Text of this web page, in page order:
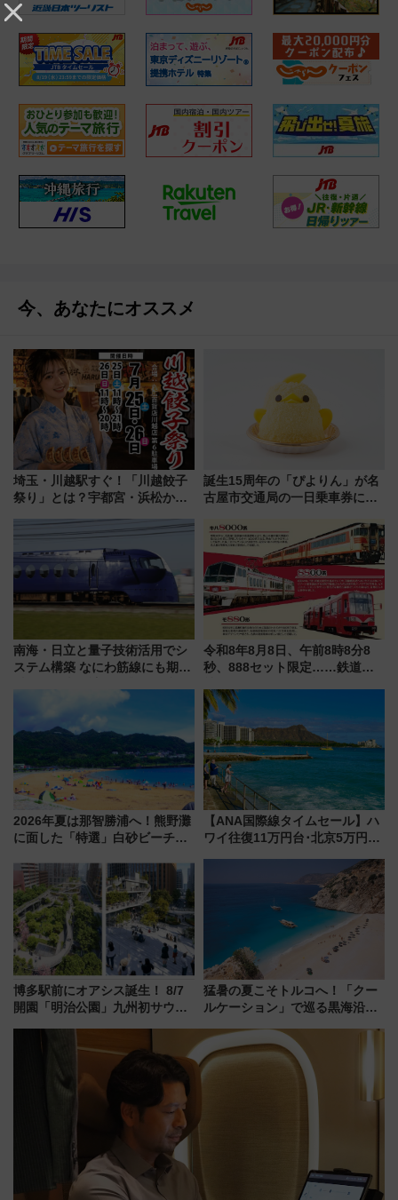
今、あなたにオススメ
埼玉・川越駅すぐ！「川越餃子
祭り」とは？宇都宮・浜松から
を食べ比べ【7月25日・26日開
誕生15周年の「ぴよりん」が名
古屋市交通局の一日乗車券に！
定1万5000枚】
南海・日立と量子技術活用でシ
ステム構築 なにわ筋線にも期待
令和8年8月8日、午前8時8分8
秒、888セット限定……鉄道各
たち
2026年夏は那智勝浦へ！熊野灘
に面した「特選」白砂ビーチは
会」は8月11日開催！
【ANA国際線タイムセール】ハ
ワイ往復11万円台･北京5万円台
来春のGW旅行まで狙える激ア
ツ路線まとめ（8/10まで）
博多駅前にオアシス誕生！ 8/7
開園「明治公園」九州初サウナ
猛暑の夏こそトルコへ！「クー
ルケーション」で巡る黒海沿岸
連検索数が前年比237％増、ナ
ショジオも認める『2026年に訪
れるべき世界の旅先』